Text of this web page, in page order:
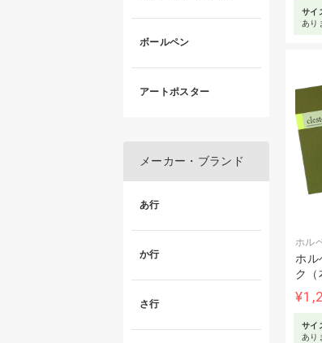
サイ
あり
ホル
ホル
ク（
サイ
あり
ボールペン
アートポスター
メーカー・ブランド
あ行
か行
さ行